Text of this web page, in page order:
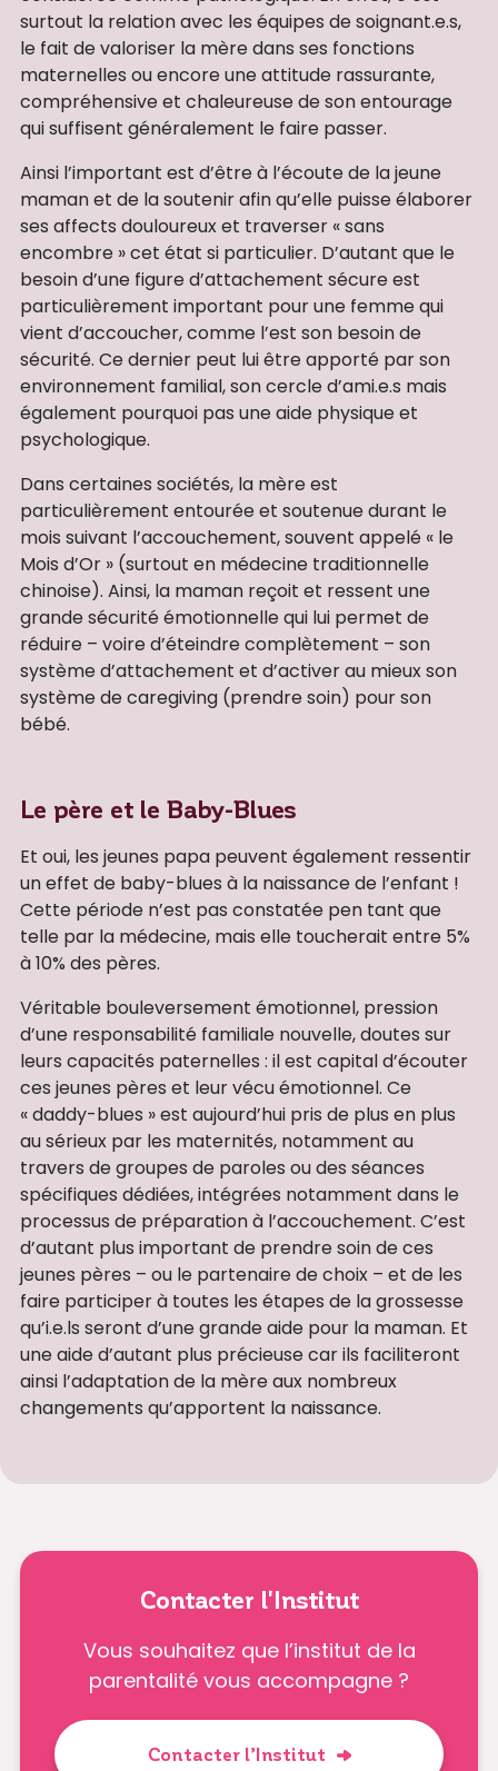
surtout la relation avec les équipes de soignant.e.s,
le fait de valoriser la mère dans ses fonctions
maternelles ou encore une attitude rassurante,
compréhensive et chaleureuse de son entourage
qui suffisent généralement le faire passer.
Ainsi l’important est d’être à l’écoute de la jeune
maman et de la soutenir afin qu’elle puisse élaborer
ses affects douloureux et traverser « sans
encombre » cet état si particulier. D’autant que le
besoin d’une figure d’attachement sécure est
particulièrement important pour une femme qui
vient d’accoucher, comme l’est son besoin de
sécurité. Ce dernier peut lui être apporté par son
environnement familial, son cercle d’ami.e.s mais
également pourquoi pas une aide physique et
psychologique.
Dans certaines sociétés, la mère est
particulièrement entourée et soutenue durant le
mois suivant l’accouchement, souvent appelé « le
Mois d’Or » (surtout en médecine traditionnelle
chinoise). Ainsi, la maman reçoit et ressent une
grande sécurité émotionnelle qui lui permet de
réduire – voire d’éteindre complètement – son
système d’attachement et d’activer au mieux son
système de caregiving (prendre soin) pour son
bébé.
Le père et le Baby-Blues
Et oui, les jeunes papa peuvent également ressentir
un effet de baby-blues à la naissance de l’enfant !
Cette période n’est pas constatée pen tant que
telle par la médecine, mais elle toucherait entre 5%
à 10% des pères.
Véritable bouleversement émotionnel, pression
d’une responsabilité familiale nouvelle, doutes sur
leurs capacités paternelles : il est capital d’écouter
ces jeunes pères et leur vécu émotionnel. Ce
« daddy-blues » est aujourd’hui pris de plus en plus
au sérieux par les maternités, notamment au
travers de groupes de paroles ou des séances
spécifiques dédiées, intégrées notamment dans le
processus de préparation à l’accouchement. C’est
d’autant plus important de prendre soin de ces
jeunes pères – ou le partenaire de choix – et de les
faire participer à toutes les étapes de la grossesse
qu’i.e.ls seront d’une grande aide pour la maman. Et
une aide d’autant plus précieuse car ils faciliteront
ainsi l’adaptation de la mère aux nombreux
changements qu’apportent la naissance.
Contacter l'Institut
Vous souhaitez que l’institut de la
parentalité vous accompagne ?
Contacter l’Institut